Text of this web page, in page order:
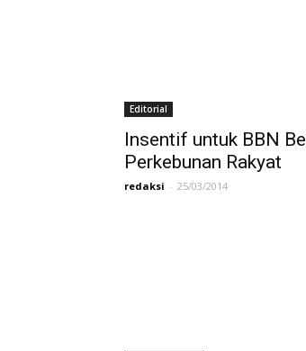
Editorial
Insentif untuk BBN
Perkebunan Rakyat
redaksi - 25/03/2014